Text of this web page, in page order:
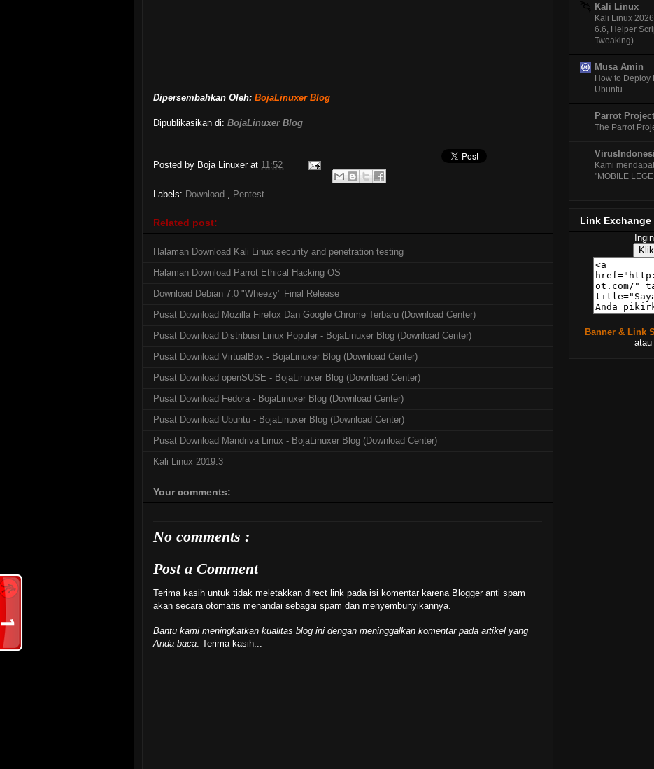
Dipersembahkan Oleh: BojaLinuxer Blog
Dipublikasikan di: BojaLinuxer Blog
Posted by Boja Linuxer at 11:52
Labels: Download , Pentest
Related post:
Halaman Download Kali Linux security and penetration testing
Halaman Download Parrot Ethical Hacking OS
Download Debian 7.0 "Wheezy" Final Release
Pusat Download Mozilla Firefox Dan Google Chrome Terbaru (Download Center)
Pusat Download Distribusi Linux Populer - BojaLinuxer Blog (Download Center)
Pusat Download VirtualBox - BojaLinuxer Blog (Download Center)
Pusat Download openSUSE - BojaLinuxer Blog (Download Center)
Pusat Download Fedora - BojaLinuxer Blog (Download Center)
Pusat Download Ubuntu - BojaLinuxer Blog (Download Center)
Pusat Download Mandriva Linux - BojaLinuxer Blog (Download Center)
Kali Linux 2019.3
Your comments:
No comments :
Post a Comment
Terima kasih untuk tidak meletakkan direct link pada isi komentar karena Blogger anti spam
akan secara otomatis menandai sebagai spam dan menyembunyikannya.
Bantu kami meningkatkan kualitas blog ini dengan meninggalkan komentar pada artikel yang
Anda baca . Terima kasih...
Kali Linux
Kali Linux
6.6, Helper
Tweaking)
Musa Amin
How to Deploy
Ubuntu
Parrot
The Parrot
Kami
"MOBILE
Link Exchange
Banner & Link
atau